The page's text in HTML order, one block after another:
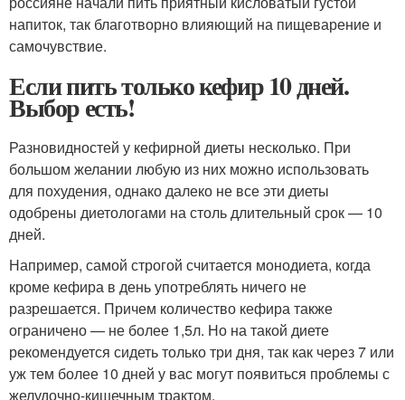
напиток, так благотворно влияющий на пищеварение и
самочувствие.
Если пить только кефир 10 дней.
Выбор есть!
Разновидностей у кефирной диеты несколько. При
большом желании любую из них можно использовать
для похудения, однако далеко не все эти диеты
одобрены диетологами на столь длительный срок — 10
дней.
Например, самой строгой считается монодиета, когда
кроме кефира в день употреблять ничего не
разрешается. Причем количество кефира также
ограничено — не более 1,5л. Но на такой диете
рекомендуется сидеть только три дня, так как через 7 или
уж тем более 10 дней у вас могут появиться проблемы с
желудочно-кишечным трактом.